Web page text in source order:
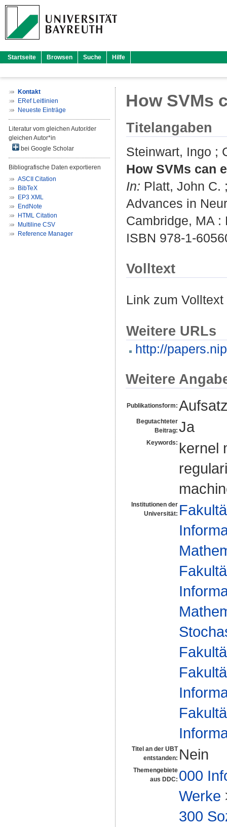
Startseite Browsen Suche Hilfe
Kontakt
ERef Leitlinien
Neueste Einträge
Literatur vom gleichen Autor/der
gleichen Autor*in
bei Google Scholar
Bibliografische Daten exportieren
ASCII Citation
BibTeX
EP3 XML
EndNote
HTML Citation
Multiline CSV
Reference Manager
How SVMs
Titelangaben
Steinwart, Ingo ;
How SVMs can
In: Platt, John C.
Advances in
Cambridge, MA :
ISBN 978-1-
Volltext
Link zum
Weitere URLs
http://
Weitere
Publikationsform:
Begutachteter
Beitrag: Ja
Keywords: kernel
Institutionen der
Universität:
Titel an der UBT
entstanden: Nein
Themengebiete
aus DDC: 000
Werke
300